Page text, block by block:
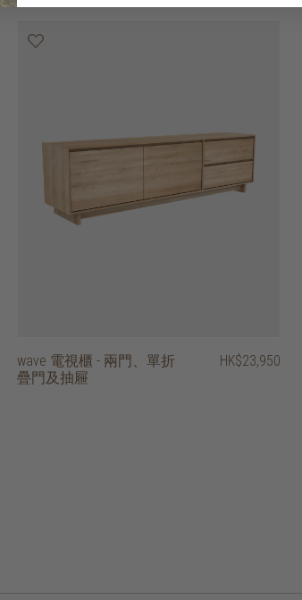
wave 電視櫃 - 兩門、單折
疊門及抽屜
HK$23,950